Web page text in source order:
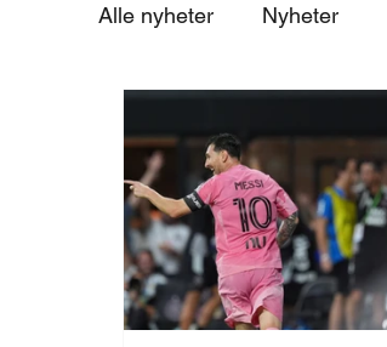
Alle nyheter Nyheter